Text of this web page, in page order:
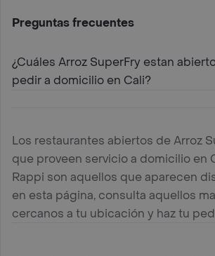
Preguntas frecuentes
¿Cuáles Arroz SuperFry estan
pedir a domicilio en Cali?
Los restaurantes abiertos de Arroz
que proveen servicio a domicilio en
Rappi son aquellos que aparecen
en esta página, consulta aquellos
cercanos a tu ubicación y haz tu